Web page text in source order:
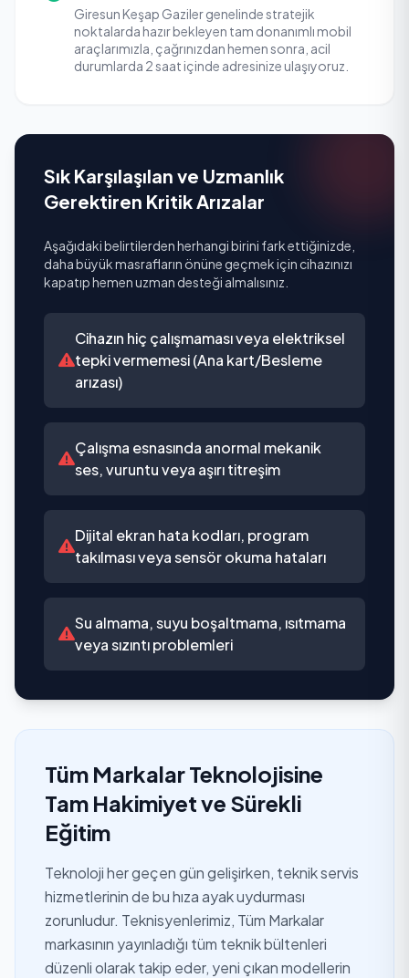
Giresun Keşap Gaziler genelinde stratejik
noktalarda hazır bekleyen tam donanımlı mobil
araçlarımızla, çağrınızdan hemen sonra, acil
durumlarda 2 saat içinde adresinize ulaşıyoruz.
Sık Karşılaşılan ve Uzmanlık
Gerektiren Kritik Arızalar
Aşağıdaki belirtilerden herhangi birini fark ettiğinizde,
daha büyük masrafların önüne geçmek için cihazınızı
kapatıp hemen uzman desteği almalısınız.
Cihazın hiç çalışmaması veya elektriksel
tepki vermemesi (Ana kart/Besleme
arızası)
Çalışma esnasında anormal mekanik
ses, vuruntu veya aşırı titreşim
Dijital ekran hata kodları, program
takılması veya sensör okuma hataları
Su almama, suyu boşaltmama, ısıtmama
veya sızıntı problemleri
Tüm Markalar Teknolojisine
Tam Hakimiyet ve Sürekli
Eğitim
Teknoloji her geçen gün gelişirken, teknik servis
hizmetlerinin de bu hıza ayak uydurması
zorunludur. Teknisyenlerimiz, Tüm Markalar
markasının yayınladığı tüm teknik bültenleri
düzenli olarak takip eder, yeni çıkan modellerin